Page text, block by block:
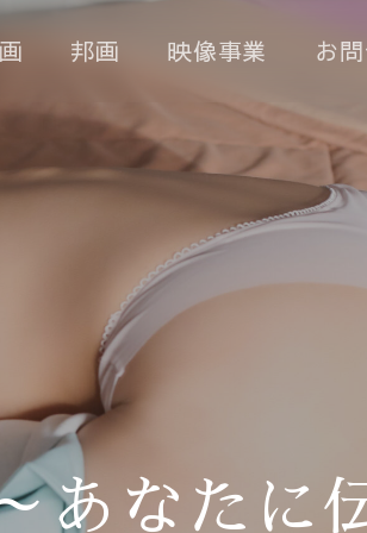
邦画 映像事業 お
あなたに